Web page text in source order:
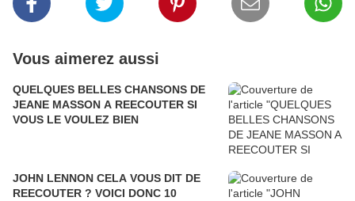
Vous aimerez aussi
QUELQUES BELLES CHANSONS DE
JEANE MASSON A REECOUTER SI
VOUS LE VOULEZ BIEN
JOHN LENNON CELA VOUS DIT DE
REECOUTER ? VOICI DONC 10